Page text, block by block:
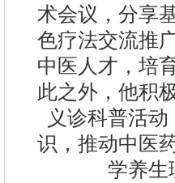
术会议，分享
色疗法交流推
中医人才，培
此之外，他积
义诊科普活
识，推动中医
学养生